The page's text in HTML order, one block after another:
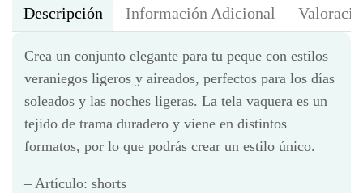
Descripción Información Adicional
Crea un conjunto elegante para tu peque con estilos
veraniegos ligeros y aireados, perfectos para los días
soleados y las noches ligeras. La tela vaquera es un
tejido de trama duradero y viene en distintos
formatos, por lo que podrás crear un estilo único.
– Artículo: shorts